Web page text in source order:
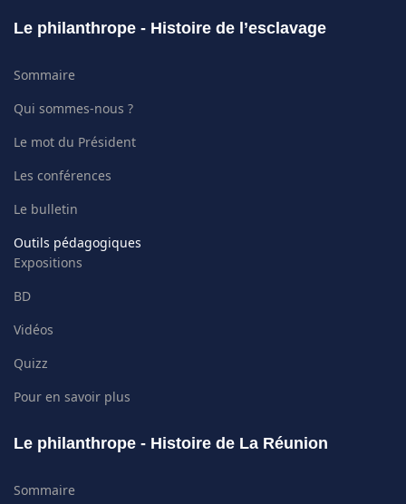
Le philanthrope - Histoire de l’esclavage
Sommaire
Qui sommes-nous ?
Le mot du Président
Les conférences
Le bulletin
Outils pédagogiques
Expositions
BD
Vidéos
Quizz
Pour en savoir plus
Le philanthrope - Histoire de La Réunion
Sommaire